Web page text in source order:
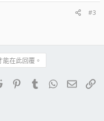
#3
在此回覆。
Reddit PinterestTumblrWhatsApp
電子